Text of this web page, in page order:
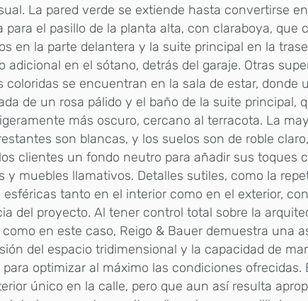
La pared verde se extiende hasta convertirse
para el pasillo de la planta alta, con claraboya, que
en la parte delantera y la suite principal en la
adicional en el sótano, detrás del garaje. Otras
coloridas se encuentran en la sala de estar, donde
de un rosa pálido y el baño de la suite principal,
más oscuro, cercano al terracota. La
son blancas, y los suelos son de roble
clientes un fondo neutro para añadir sus toques
y muebles llamativos. Detalles sutiles, como la
esféricas tanto en el interior como en el exterior,
del proyecto. Al tener control total sobre la
en este caso, Reigo & Bauer demuestra una
del espacio tridimensional y la capacidad de
optimizar al máximo las condiciones ofrecidas.
único en la calle, pero que aun así resulta